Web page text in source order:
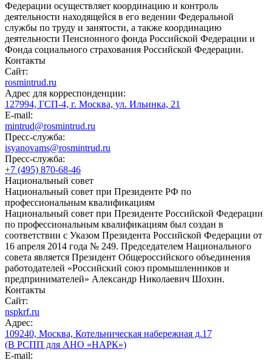
Федерации осуществляет координацию и контроль
деятельности находящейся в его ведении Федеральной
службы по труду и занятости, а также координацию
деятельности Пенсионного фонда Российской Федерации и
Фонда социального страхования Российской Федерации.
Контакты
Сайт:
rosmintrud.ru
Адрес для корреспонденции:
127994, ГСП-4, г. Москва, ул. Ильинка, 21
E-mail:
mintrud@rosmintrud.ru
Пресс-служба:
isyanovams@rosmintrud.ru
Пресс-служба:
+7 (495) 870-68-46
Национальный совет
Национальный совет при Президенте РФ по
профессиональным квалификациям
Национальный совет при Президенте Российской Федерации
по профессиональным квалификациям был создан в
соответствии с Указом Президента Российской Федерации от
16 апреля 2014 года № 249. Председателем Национального
совета является Президент Общероссийского объединения
работодателей «Российский союз промышленников и
предпринимателей» Александр Николаевич Шохин.
Контакты
Сайт:
nspkrf.ru
Адрес:
109240, Москва, Котельническая набережная д.17
(В РСПП для АНО «НАРК»)
E-mail: